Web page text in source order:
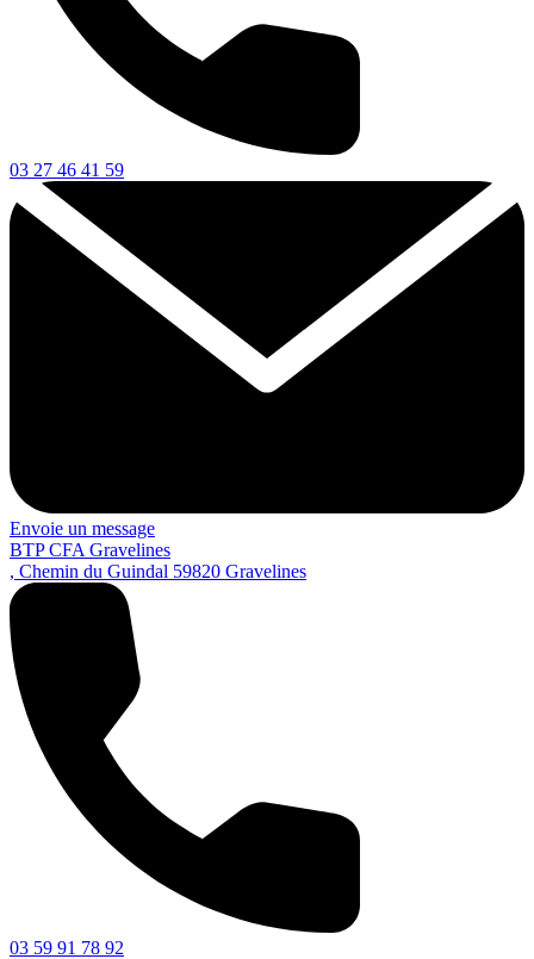
03 27 46 41 59
Envoie un message
BTP CFA Gravelines
, Chemin du Guindal 59820 Gravelines
03 59 91 78 92